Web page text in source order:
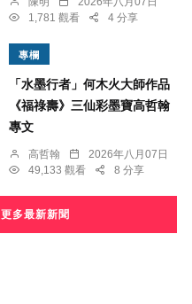
1,781 觀看
4 分享
專欄
「水墨行者」何木火大師作品
《福祿壽》三仙彩墨寶高哲翰
專文
高哲翰
2026年八月07日
49,133 觀看
8 分享
更多最新新聞